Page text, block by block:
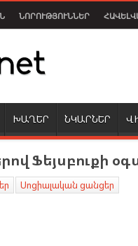
ՆՈՐՈՒԹՅՈՒՆՆԵՐ
ԽԱՂԵՐ ՆԿԱՐՆԵՐ
Ֆեյսբուքի
Սոցիալական ցանցեր